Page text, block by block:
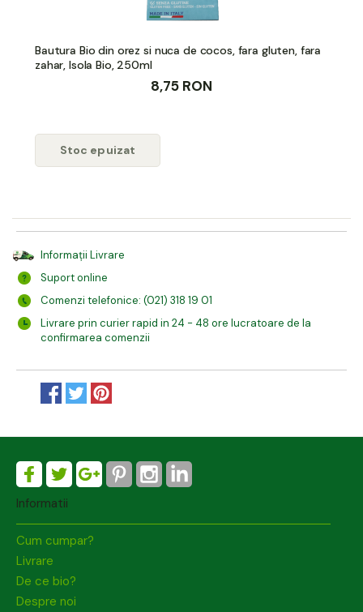
Bautura Bio din orez si nuca de cocos, fara gluten, fara
zahar, Isola Bio, 250ml
8,75 RON
Stoc epuizat
Informații Livrare
Suport online
Comenzi telefonice: (021) 318 19 01
Livrare prin curier rapid in 24 - 48 ore lucratoare de la
confirmarea comenzii
Informatii
Cum cumpar?
Livrare
De ce bio?
Despre noi